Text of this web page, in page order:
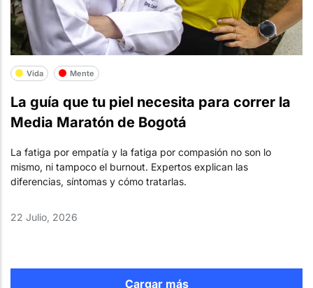
Vida Mente
La guía que tu piel necesita para correr la
Media Maratón de Bogotá
La fatiga por empatía y la fatiga por compasión no son lo
mismo, ni tampoco el burnout. Expertos explican las
diferencias, síntomas y cómo tratarlas.
22 Julio, 2026
Cargar más